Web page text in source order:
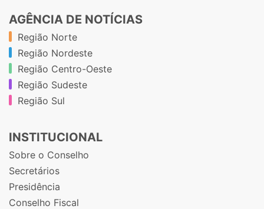
AGÊNCIA DE NOTÍCIAS
Região Norte
Região Nordeste
Região Centro-Oeste
Região Sudeste
Região Sul
INSTITUCIONAL
Sobre o Conselho
Secretários
Presidência
Conselho Fiscal